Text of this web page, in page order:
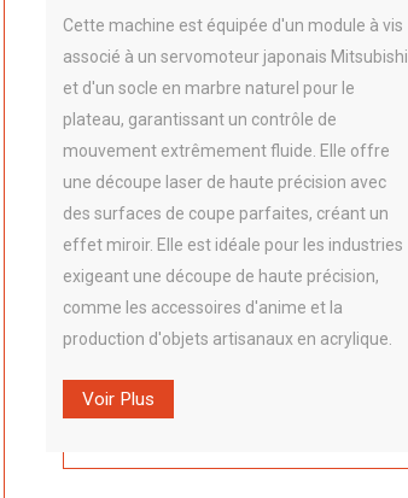
Cette machine est équipée d'un module à vis
associé à un servomoteur japonais Mitsubishi
et d'un socle en marbre naturel pour le
plateau, garantissant un contrôle de
mouvement extrêmement fluide. Elle offre
une découpe laser de haute précision avec
des surfaces de coupe parfaites, créant un
effet miroir. Elle est idéale pour les industries
exigeant une découpe de haute précision,
comme les accessoires d'anime et la
production d'objets artisanaux en acrylique.
Voir Plus